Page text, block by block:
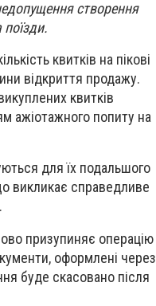
створення
квитків на пікові
відкриття продажу.
квитків
ажіотажного попиту на
для їх подальшого
викликає справедливе
призупиняє операцію
оформлені через
буде скасовано після